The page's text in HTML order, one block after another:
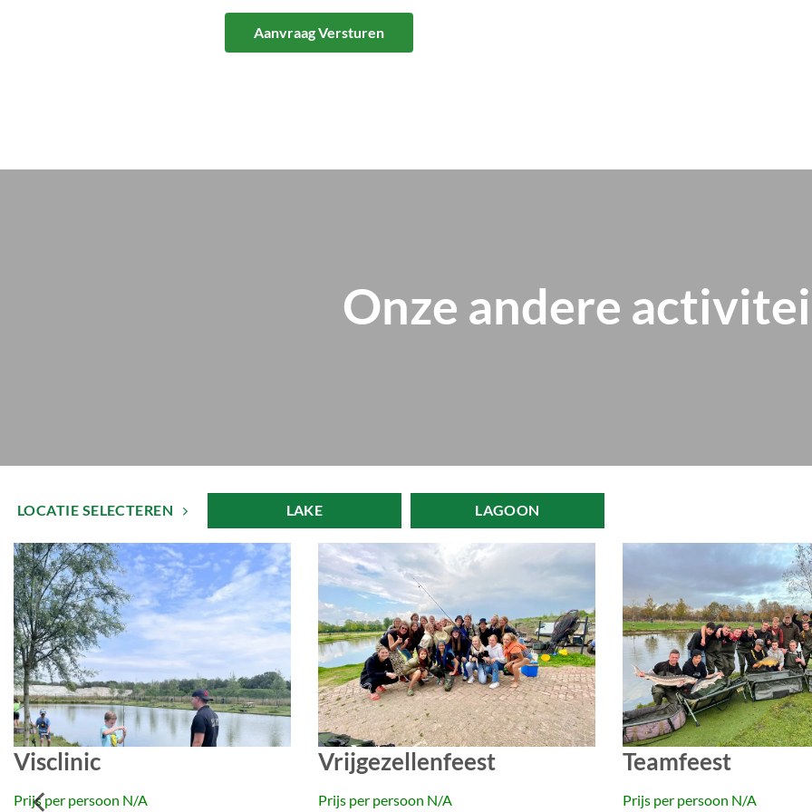
Aanvraag Versturen
Onze andere
LOCATIE SELECTEREN LAKE LAGOON
Visclinic
Prijs per persoon N/A
Vrijgezellenfeest
Prijs per persoon N/A
Teamfeest
Prijs per persoon N/A